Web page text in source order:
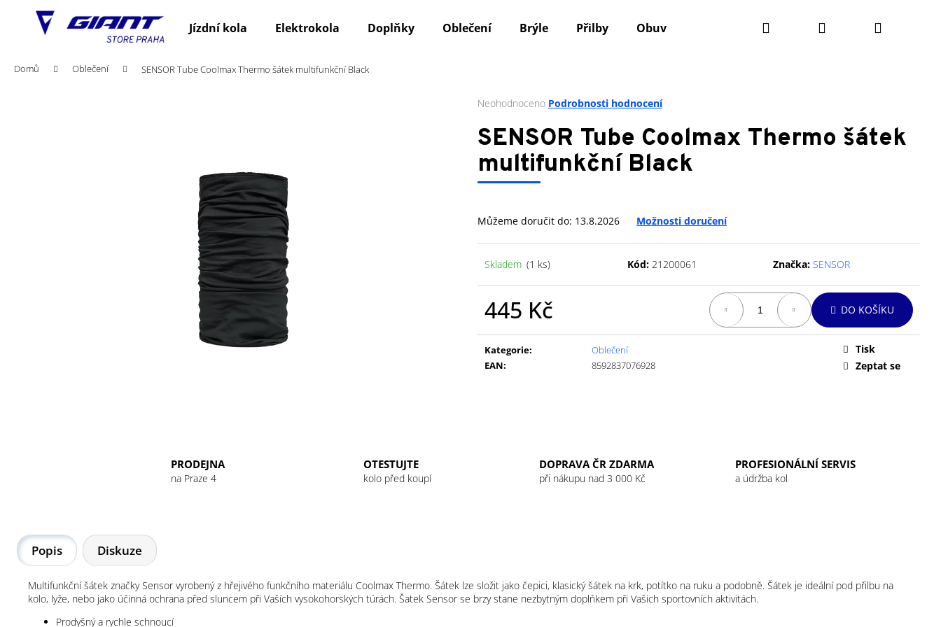
Jízdní kola Elektrokola Doplňky Oblečení Brýle Přilby Obuv Výživa Údržba kola
Hledat PřihlášeníNákupní
Domů Oblečení SENSOR Tube Coolmax Thermo šátek multifunkční Black
Průměrné
produktu
je
0,0
z
5
Neohodnoceno Podrobnosti hodnocení
SENSOR Tube Coolmax Thermo šátek
multifunkční Black
Můžeme doručit do: 13.8.2026 Možnosti doručení
Skladem (1 ks) Kód: 21200061 Značka: SENSOR
445 Kč DO KOŠÍKU
Kategorie:
Oblečení
EAN: 8592837076928
Tisk
Zeptat se
PRODEJNA
na Praze 4
OTESTUJTE
kolo před koupí
DOPRAVA ČR ZDARMA
při nákupu nad 3 000 Kč
PROFESIONÁLNÍ SERVIS
a údržba kol
Popis Diskuze
Multifunkční šátek značky Sensor vyrobený z hřejivého funkčního materiálu Coolmax Thermo. Šátek lze složit jako čepici, klasický šátek na krk, potítko na ruku a podobně. Šátek je ideální pod přilbu na
kolo, lyže, nebo jako účinná ochrana před sluncem při Vaších vysokohorských túrách. Šatek Sensor se brzy stane nezbytným doplňkem při Vašich sportovních aktivitách.
Prodyšný a rychle schnoucí
obchodu
obchodu
Co potřebujete najít?
HLEDAT
GU ENERGY GEL 32G CHOCOLATE
GU ENERGY GEL 32G JET BLACKBERRY
GU ENERGY GEL 32G RASPBERRY